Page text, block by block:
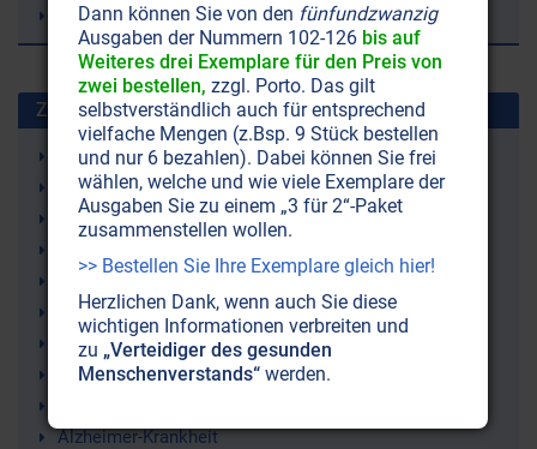
Edward Bulwer-Lytton
Zuletzt gesuchte Stichworte
Just Nuisance (ein Hund)
Leukämie
9/11 (11. September 2001)
Sergej N. Lazarev
Fibromyalgie (Weichteilrheuma)
Wettermanipulation (Geoengineering)
Alzheimer-Krankheit
Dann können Sie von den fünfundzwanzig
Ausgaben der Nummern 102-126 bis auf
Weiteres drei Exemplare für den Preis von
zwei bestellen, zzgl. Porto. Das gilt
selbstverständlich auch für entsprechend
vielfache Mengen (z.Bsp. 9 Stück bestellen
und nur 6 bezahlen). Dabei können Sie frei
wählen, welche und wie viele Exemplare der
Ausgaben Sie zu einem „3 für 2“-Paket
zusammenstellen wollen.
>> Bestellen Sie Ihre Exemplare gleich hier!
Herzlichen Dank, wenn auch Sie diese
wichtigen Informationen verbreiten und
zu „Verteidiger des gesunden
Menschenverstands“ werden.